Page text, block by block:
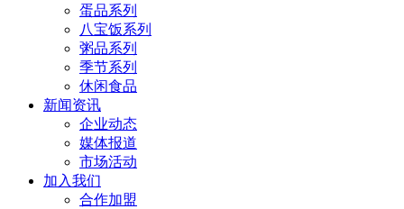
蛋品系列
八宝饭系列
粥品系列
季节系列
休闲食品
新闻资讯
企业动态
媒体报道
市场活动
加入我们
合作加盟